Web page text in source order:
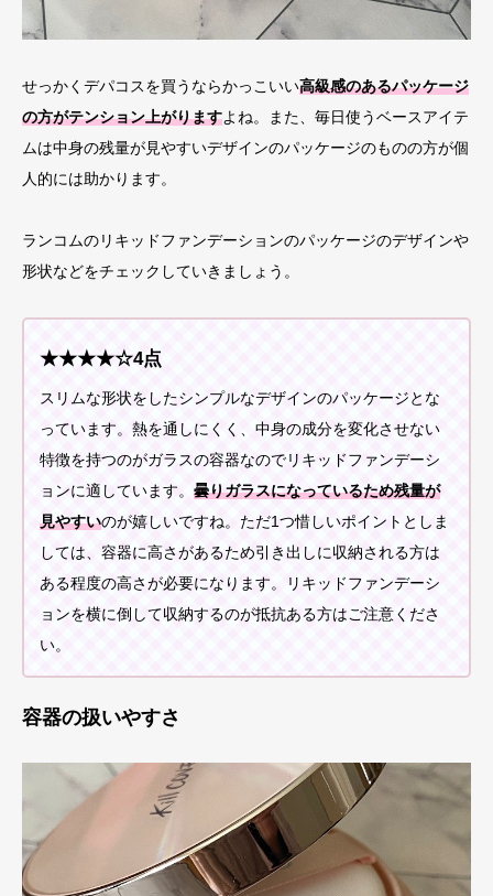
せっかくデパコスを買うならかっこいい高級感のあるパッケージ
の方がテンション上がりますよね。また、毎日使うベースアイテ
ムは中身の残量が見やすいデザインのパッケージのものの方が個
人的には助かります。
ランコムのリキッドファンデーションのパッケージのデザインや
形状などをチェックしていきましょう。
★★★★☆4点
スリムな形状をしたシンプルなデザインのパッケージとな
っています。熱を通しにくく、中身の成分を変化させない
特徴を持つのがガラスの容器なのでリキッドファンデーシ
ョンに適しています。 曇りガラスになっているため残量が
見やすいのが嬉しいですね。ただ1つ惜しいポイントとしま
しては、容器に高さがあるため引き出しに収納される方は
ある程度の高さが必要になります。リキッドファンデーシ
ョンを横に倒して収納するのが抵抗ある方はご注意くださ
い。
容器の扱いやすさ